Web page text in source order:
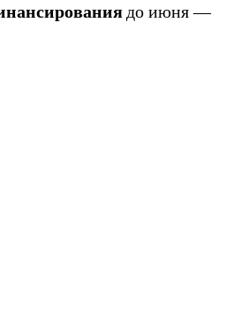
до июня —